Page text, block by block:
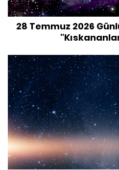
28 Temmuz 2026